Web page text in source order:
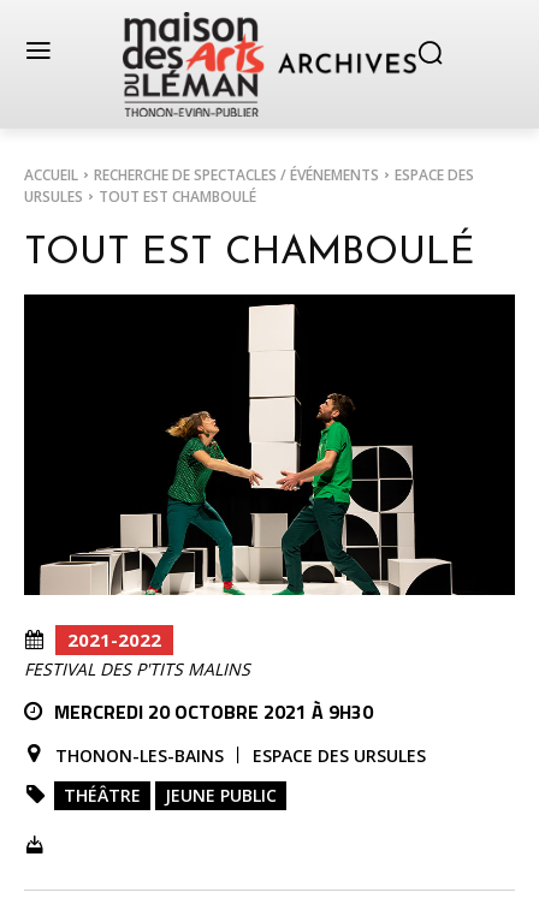
ACCUEIL RECHERCHE DE SPECTACLES / ÉVÉNEMENTS
ESPACE DES
URSULES
TOUT EST CHAMBOULÉ
TOUT EST CHAMBOULÉ
2021-2022
FESTIVAL DES P'TITS MALINS
MERCREDI 20 OCTOBRE 2021 À 9H30
THONON-LES-BAINS
ESPACE DES URSULES
THÉÂTRE
JEUNE PUBLIC